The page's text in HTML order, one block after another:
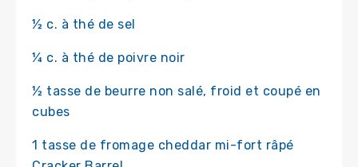
½ c. à thé de sel
¼ c. à thé de poivre noir
½ tasse de beurre non salé, froid et coupé en
cubes
1 tasse de fromage cheddar mi-fort râpé